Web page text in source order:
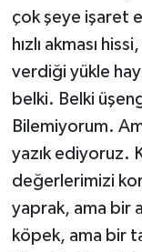
çok şeye işaret
hızlı akması
verdiği yükle
belki. Belki
Bilemiyorum.
yazık ediyoruz.
değerlerimizi
yaprak, ama bir
köpek, ama bir